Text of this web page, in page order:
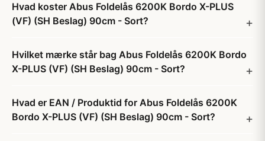
Hvad koster Abus Foldelås 6200K Bordo X-PLUS
(VF) (SH Beslag) 90cm - Sort?
Hvilket mærke står bag Abus Foldelås 6200K Bordo
X-PLUS (VF) (SH Beslag) 90cm - Sort?
Hvad er EAN / Produktid for Abus Foldelås 6200K
Bordo X-PLUS (VF) (SH Beslag) 90cm - Sort?